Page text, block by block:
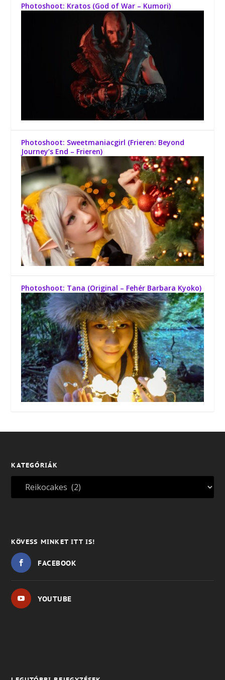
Photoshoot: Kratos (God of War – Kumori)
Photoshoot: Sweetmaniacgirl (Frieren: Beyond
Journey’s End – Frieren)
Photoshoot: Tana (Original – Fehér Barbara Kyoko)
KATEGÓRIÁK
KÖVESS MINKET ITT IS!
FACEBOOK
YOUTUBE